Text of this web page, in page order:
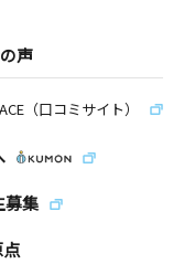
声
（口コミサイト）
募集